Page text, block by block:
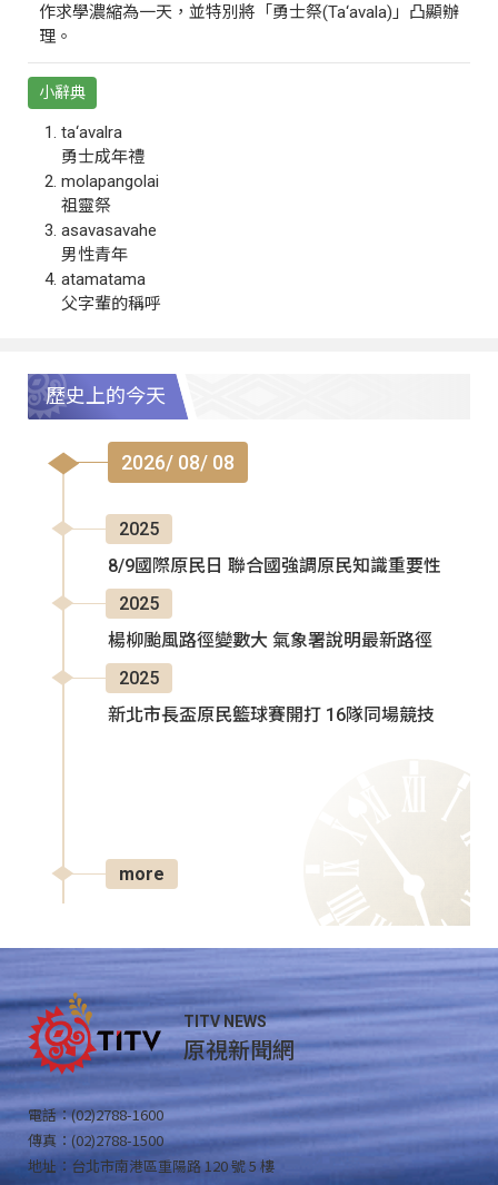
作求學濃縮為一天，並特別將「勇士祭(Ta‘avala)」凸顯辦
理。
小辭典
ta‘avalra
勇士成年禮
molapangolai
祖靈祭
asavasavahe
男性青年
atamatama
父字輩的稱呼
歷史上的今天
2026/ 08/ 08
2025
8/9國際原民日 聯合國強調原民知識重要性
2025
楊柳颱風路徑變數大 氣象署說明最新路徑
2025
新北市長盃原民籃球賽開打 16隊同場競技
more
TITV NEWS
原視新聞網
電話：(02)2788-1600
傳真：(02)2788-1500
地址：台北市南港區重陽路 120 號 5 樓